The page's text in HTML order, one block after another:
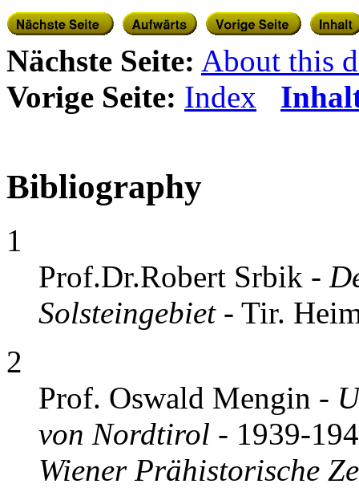
Nächste Seite: About this
Vorige Seite: Index
Bibliography
1
Prof.Dr.Robert Srbik -
Solsteingebiet- Tir.
2
Prof. Oswald Mengin -
von Nordtirol - 1939-
Wiener Prähistorische